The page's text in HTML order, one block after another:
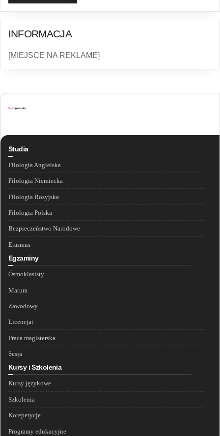
INFORMACJA
[MIEJSCE NA REKLAME]
Studia
Filologia Angielska
Filologia Niemiecka
Filologia Rosyjska
Filologia Polska
Bezpieczeństwo Narodowe
Erasmus
Egzaminy
Ósmoklasisty
Matura
Zawodowy
Licencjat
Praca magisterska
Sesja
Kursy i Szkolenia
Kursy językowe
Szkolenia
Korepetycje
Programy edukacyjne